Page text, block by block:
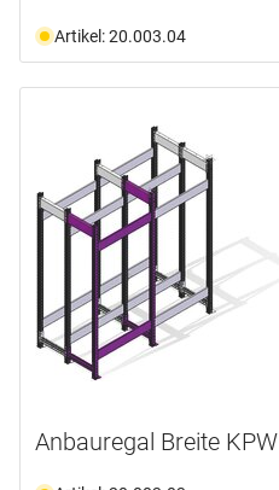
Artikel: 20.003.04
Anbauregal Breite KPW